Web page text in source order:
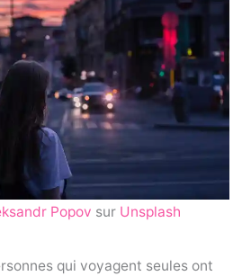
Popov sur Unsplash
qui voyagent seules ont